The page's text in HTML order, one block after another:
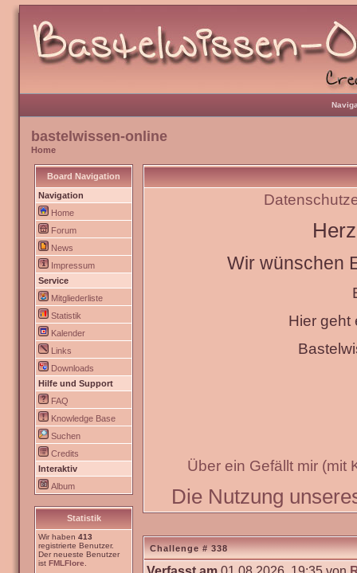
bastelwissen-online
Home
Board Navigation
Navigation
Home
Forum
News
Impressum
Service
Mitgliederliste
Statistik
Kalender
Links
Downloads
Hilfe und Support
FAQ
Knowledge Base
Suchen
Credits
Interaktiv
Album
Statistik
Wir haben 413
registrierte Benutzer.
Der neueste Benutzer
ist FMLFlore
Wir wünschen
Hier geht
Über ein Gefällt mir (mit
Die Nutzung
Challenge # 338